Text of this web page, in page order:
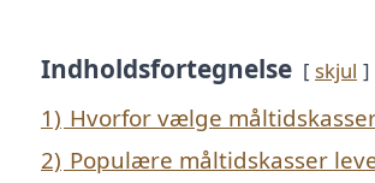
Indholdsfortegnelse skjul
1) Hvorfor vælge
2) Populære måltidskasser